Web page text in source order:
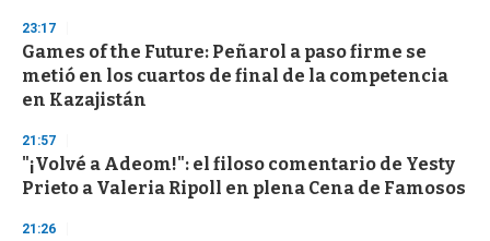
23:17
Games of the Future: Peñarol a paso firme se
metió en los cuartos de final de la competencia
en Kazajistán
21:57
"¡Volvé a Adeom!": el filoso comentario de Yesty
Prieto a Valeria Ripoll en plena Cena de Famosos
21:26